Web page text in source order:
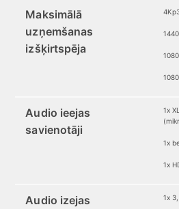
Maksimālā
uzņemšanas
izšķirtspēja
Audio ieejas
savienotāji
1x
1x
1x
Audio izejas
1x